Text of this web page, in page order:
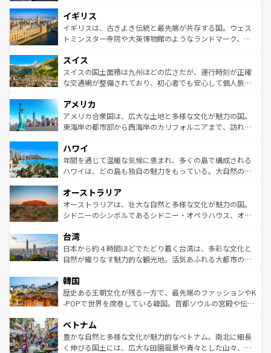
いる。シャンパンの発祥地であるランス、プロヴァンスの
香り高いラベンダー畑など、多彩な楽しみ方が可能だ。さ
らに、パリ以外の地域にも魅力が溢れており、どの街角に
れる地方に足を運ぶとそれぞれで全く異なる文化を体験で
きるだろう。 なお、新着のフランス情報はコンテンツ一覧
を参照してほしい。
顔を持つこの国は、どこを歩いても飽きることがない。ベ
ルリンの文化的活気、バイエルン州のアルプスの絶景、そ
してライン川沿いのワイン畑といった風景は必見。ビール
は、お酒好きな人にはぜひ体験してほしい。 なお、新着の
ドイツ情報はコンテンツ一覧を参照してほしい。
イギリス
イギリスは、古きよき伝統と最先端が共存する国。ウェス
トミンスター寺院や大英博物館のようなランドマーク、歴
リアごとに異なる魅力がある。また、優雅なアフタヌーン
ティー、ビール好きにはたまらない英国パブ、サッカー観
戦など、本場だからこそできる体験も豊富。イギリスを旅
ンツ一覧を参照してほしい。
スイス
スイスの国土面積は九州ほどの広さだが、運行時刻が正確
な交通網が整備されており、初心者でも安心して個人旅行
の建物がそのまま残る町や、スイスならではのユニークな
博物館もあり、アルプス観光だけでなく町歩きも満喫する
ことができる。国民の所得が高いため物価も高いが、旅行
ば市内交通費無料で観光を楽しむこともできる。 なお、新
着のスイス情報はコンテンツ一覧 を参照してほしい。
アメリカ
アメリカ合衆国は、広大な土地と多様な文化が魅力の国。
東海岸の都市部から西海岸のカリフォルニアまで、訪れる
のような巨大都市は、観光、ショッピング、エンターテイ
ンメントが詰まった刺激的なスポットだ。一方、アメリカ
西部には大自然が広がり、グランドキャニオンやイエロー
部のニューオーリンズでは、音楽と美食が融合した独特の
文化が魅力。旅行者はアメリカの各地域で異なる魅力を楽
しみながら、その多様性と豊かな歴史を感じることができ
ならではの贅沢な旅のスタイルだ。 なお、新着のアメリカ
情報はコンテンツ一覧を参照してほしい。
ハワイ
年間を通じて温暖な気候に恵まれ、多くの島で構成される
ハワイは、どの島も独自の魅力をもっている。大自然の神
ワイ島は見逃せない。また、定番の観光地といえばオアフ
島だが、静かな自然を求めるならマウイ島やカウアイ島が
おすすめ。エメラルドグリーンに輝く海をはじめ、豊かな
れるおもてなしの心で訪れる人々を迎えてくれるハワイの
人々、おいしいローカルフードやハワイアンミュージッ
ク、伝統的なフラダンスなど、すべてがハワイの魅力を彩
ワイを、存分に味わってほしい。 なお、新着のハワイ情報
はコンテンツ一覧を参照してほしい。
オーストラリア
オーストラリアは、壮大な自然と多様な文化が魅力の国。
シドニーのシンボルであるシドニー・オペラハウス、オー
リアリーフや大陸中央部にそびえるウルル（エアーズロッ
ク）、タスマニアの美しい原生林やケアンズの熱帯雨林な
ど、見どころがたくさん。また、カフェやワイン、オージ
いる。アクティビティも充実しており、サーフィンやダイ
ビング、ハイキングなど、アウトドア好きにはたまらな
い。オーストラリアの多彩な魅力を存分に味わいつくそ
参照してほしい。
台湾
日本から約４時間ほどでたどり着く台湾は、多彩な文化と
自然が織りなす魅力的な観光地。活気あふれる大都市の台
ン）、静ひつな山岳地帯である台湾東部など、都市の喧騒
と山間の静けさが共存しており、訪れる人に新しい発見と
驚きをもたらしてくれる。また、奥深い台湾の食文化も魅
容にもいいと評判のスイーツなど、バラエティ豊かな料理
が味わえる。 なお、新着の台湾情報は コンテンツ一覧を参
照してほしい。
韓国
歴史ある王朝文化が残る一方で、最先端のファッションやK
-POPで世界を席巻している韓国。首都ソウルの宮殿や伝統
き、地方に足を延ばせば四季折々の自然美を楽しむことが
できる。そして、キムチや焼肉、絶品のストリートフード
まで、さまざまな韓国料理が待っている。夜には、韓国な
ベトナム
豊かな自然と多様な文化が魅力的なベトナム。南北に細長
く伸びる国土には、広大な田園風景や青々とした山々、世